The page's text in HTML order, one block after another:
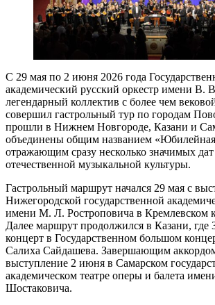
С 29 мая по 2 июня 2026 года
академический русский оркестр имени В.
легендарный коллектив с более чем
совершил гастрольный тур по городам
прошли в Нижнем Новгороде, Казани и
объединены общим названием
отражающим сразу несколько значимых
отечественной музыкальной культуры.
Гастрольный маршрут начался 29 мая с
Нижегородской государственной
имени М. Л. Ростроповича в Кремлевском
Далее маршрут продолжился в Казани, где
концерт в Государственном большом
Салиха Сайдашева. Завершающим
выступление 2 июня в Самарском
академическом театре оперы и балета
Шостаковича.